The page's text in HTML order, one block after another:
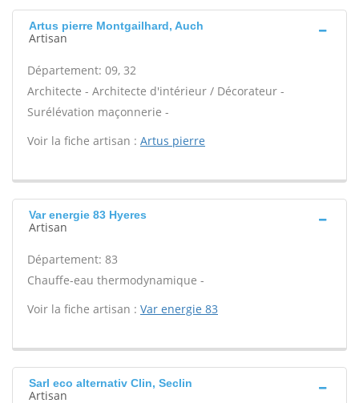
Artus pierre Montgailhard, Auch
Artisan
Département: 09, 32
Architecte - Architecte d'intérieur / Décorateur -
Surélévation maçonnerie -
Voir la fiche artisan : Artus pierre
Var energie 83 Hyeres
Artisan
Département: 83
Chauffe-eau thermodynamique -
Voir la fiche artisan : Var energie 83
Sarl eco alternativ Clin, Seclin
Artisan